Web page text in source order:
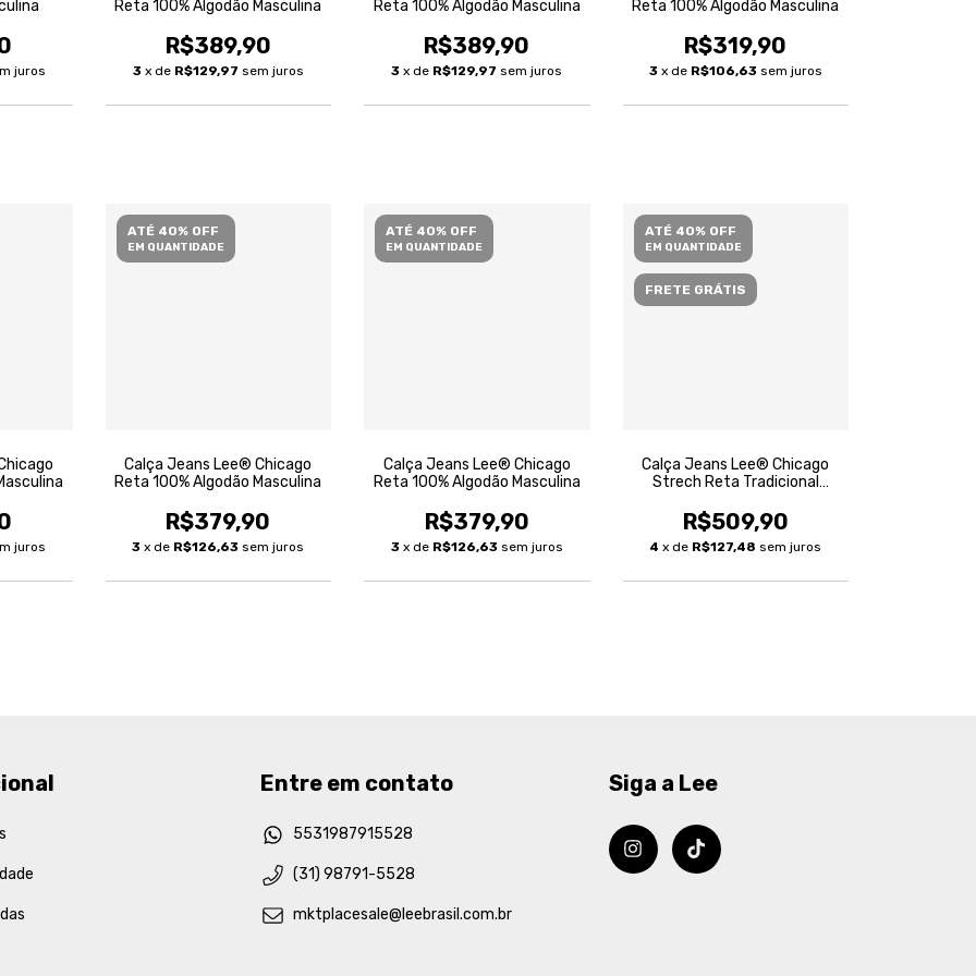
juros
Reta 100% Algodão Masculina
R$389,90
3 x de R$129,97 sem juros
Reta 100% Algodão Masculina
R$389,90
3 x de R$129,97 sem juros
Reta 100% Algodão Masculina
R$319,90
3 x de R$106,63 sem juros
juros
ATÉ 40% OFF
EM QUANTIDADE
Calça Jeans Lee® Chicago
Reta 100% Algodão Masculina
R$379,90
3 x de R$126,63 sem juros
ATÉ 40% OFF
EM QUANTIDADE
Calça Jeans Lee® Chicago
Reta 100% Algodão Masculina
R$379,90
3 x de R$126,63 sem juros
ATÉ 40% OFF
EM QUANTIDADE
FRETE GRÁTIS
Calça Jeans Lee® Chicago
Strech Reta Tradicional
R$509,90
4 x de R$127,48 sem juros
Entre em contato
5531987915528
(31) 98791-5528
mktplacesale@leebrasil.com.br
Siga a Lee